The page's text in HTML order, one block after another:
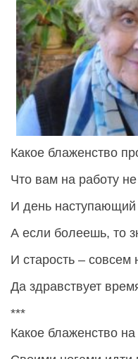
Какое блаженство
Что вам на работу
И день
А если болеешь, то
И старость – совсем
Да здравствует
***
Какое блаженство на